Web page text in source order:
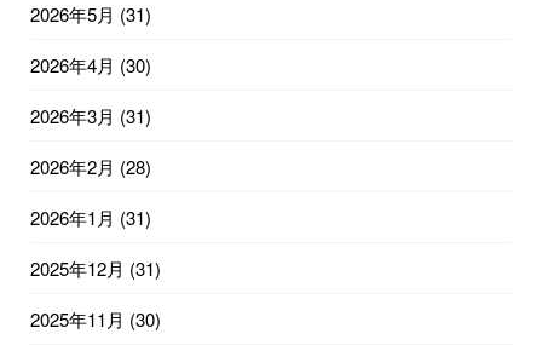
2026年5月 (31)
2026年4月 (30)
2026年3月 (31)
2026年2月 (28)
2026年1月 (31)
2025年12月 (31)
2025年11月 (30)